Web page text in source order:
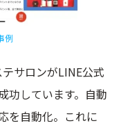
例
サロンがLINE公式
功しています。自動
を自動化。これに